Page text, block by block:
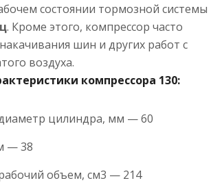
состоянии тормозной системы
. Кроме этого, компрессор часто
шин и других работ с
воздуха.
компрессора 130:
цилиндра, мм — 60
— 38
объем, см3 — 214